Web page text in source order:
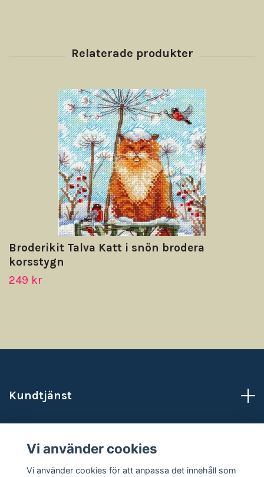
Broderikit Talva Katt i snön brodera
korsstygn
249 kr
Kundtjänst
Sociala medier
Vi använder cookies
Vi använder cookies för att anpassa det innehåll som